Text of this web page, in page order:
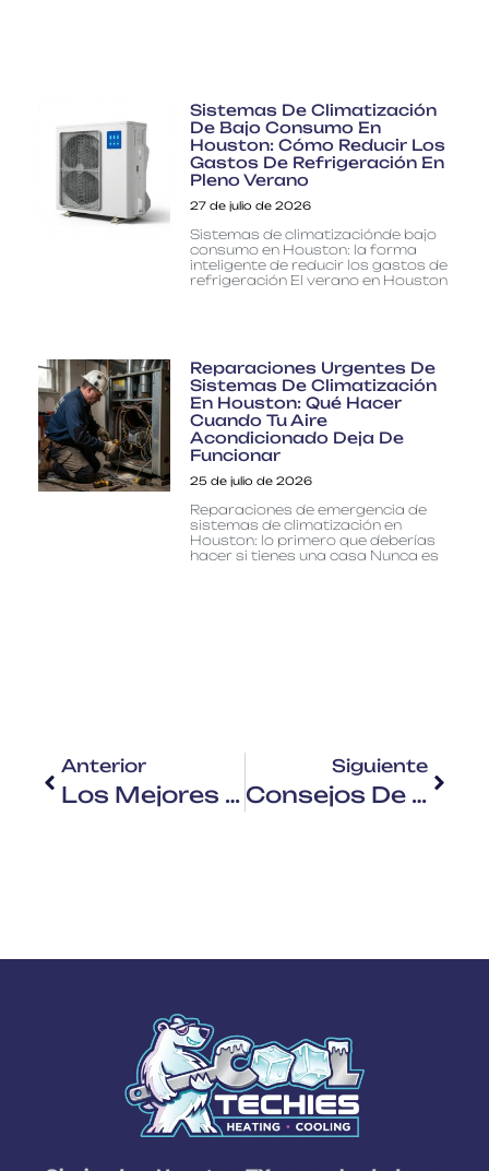
Sistemas De Climatización
De Bajo Consumo En
Houston: Cómo Reducir Los
Gastos De Refrigeración En
Pleno Verano
27 de julio de 2026
Sistemas de climatizaciónde bajo
consumo en Houston: la forma
inteligente de reducir los gastos de
refrigeración El verano en Houston
Reparaciones Urgentes De
Sistemas De Climatización
En Houston: Qué Hacer
Cuando Tu Aire
Acondicionado Deja De
Funcionar
25 de julio de 2026
Reparaciones de emergencia de
sistemas de climatización en
Houston: lo primero que deberías
hacer si tienes una casa Nunca es
Anterior
Los Mejores Sistemas De Aire Acondicionado Para El Clima De Houston: Guía Del Comprador 2025 Para Sugar Land, TX
Siguiente
Consejos De Mantenimiento De HVAC Para El Otoño En Cypress Y Houston, TX [Guía 2025]